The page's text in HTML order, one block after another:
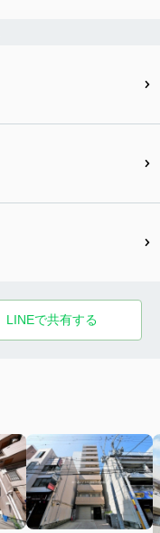
LINEで共有する